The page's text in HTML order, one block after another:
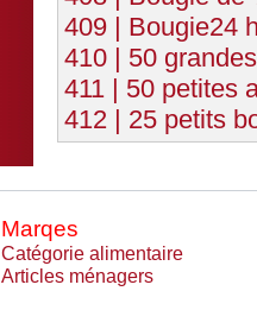
409 | Bougie24
410 | 50
411 | 50 petites
412 | 25 petits
Marqes
Catégorie alimentaire
Articles ménagers